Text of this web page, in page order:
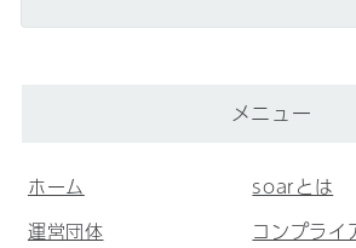
メニュー
ホーム
soarとは
運営団体
コンプライ